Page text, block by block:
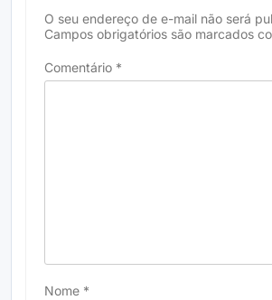
O seu endereço de e-mail não será
Campos obrigatórios são marcados
Comentário *
Nome *